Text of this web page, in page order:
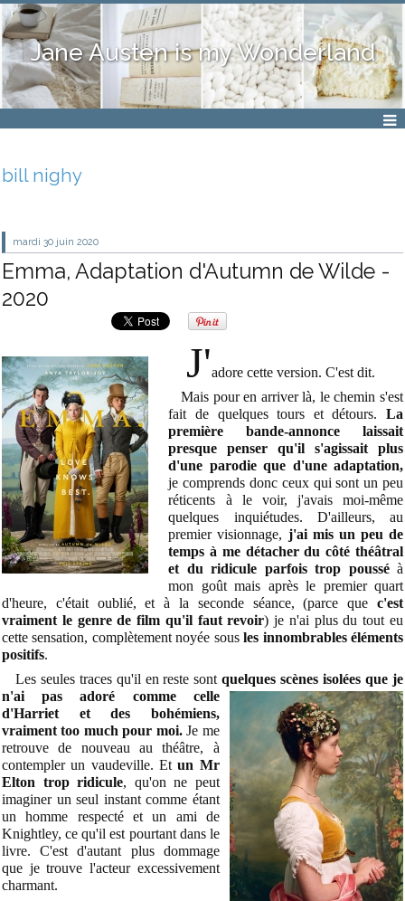
Jane Austen is my Wonderland
bill nighy
mardi 30 juin 2020
Emma, Adaptation d'Autumn de Wilde -
2020
J'adore cette version. C'est dit.
Mais pour en arriver là, le chemin s'est
fait de quelques tours et détours. La
première bande-annonce laissait
presque penser qu'il s'agissait plus
d'une parodie que d'une adaptation,
je comprends donc ceux qui sont un peu
réticents à le voir, j'avais moi-même
quelques inquiétudes. D'ailleurs,
au
premier visionnage, j'ai mis un peu de
temps à me détacher du côté théâtral
et du ridicule parfois trop poussé à
mon goûtmais après le premier quart
d'heure, c'était oublié, et à la seconde séance, (parce que c'est
vraiment le genre de film qu'il faut revoir) je n'ai plus du tout eu
cette sensation, complètement noyée sousles innombrables éléments
positifs.
Les seules traces qu'il en reste sontquelques scènes isolées que je
n'ai pas adoré comme celle
d'Harriet et des bohémiens,
vraiment too much pour moi.Je me
retrouve de nouveau au théâtre, à
contempler un vaudeville. Etun Mr
Elton trop ridicule, qu'on ne peut
imaginer un seul instant comme étant
un homme respecté et un ami de
Knightley, ce qu'il est pourtant dans le
livre. C'est d'autant plus dommage
que je trouve l'acteur excessivement
charmant.